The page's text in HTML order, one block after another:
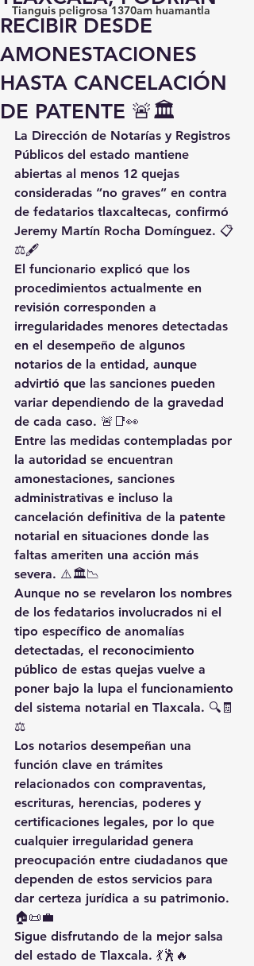
Tianguis peligrosa 1370am huamantla
RECIBIR DESDE
AMONESTACIONES
HASTA CANCELACIÓN
DE PATENTE 🚨🏛️
La Dirección de Notarías y Registros
Públicos del estado mantiene
abiertas al menos 12 quejas
consideradas “no graves” en contra
de fedatarios tlaxcaltecas, confirmó
Jeremy Martín Rocha Domínguez. 📋
⚖️🖋️
El funcionario explicó que los
procedimientos actualmente en
revisión corresponden a
irregularidades menores detectadas
en el desempeño de algunos
notarios de la entidad, aunque
advirtió que las sanciones pueden
variar dependiendo de la gravedad
de cada caso. 🚨📑👀
Entre las medidas contempladas por
la autoridad se encuentran
amonestaciones, sanciones
administrativas e incluso la
cancelación definitiva de la patente
notarial en situaciones donde las
faltas ameriten una acción más
severa. ⚠️🏛️📉
Aunque no se revelaron los nombres
de los fedatarios involucrados ni el
tipo específico de anomalías
detectadas, el reconocimiento
público de estas quejas vuelve a
poner bajo la lupa el funcionamiento
del sistema notarial en Tlaxcala. 🔍🧾
⚖️
Los notarios desempeñan una
función clave en trámites
relacionados con compraventas,
escrituras, herencias, poderes y
certificaciones legales, por lo que
cualquier irregularidad genera
preocupación entre ciudadanos que
dependen de estos servicios para
dar certeza jurídica a su patrimonio.
🏠📜💼
Sigue disfrutando de la mejor salsa
del estado de Tlaxcala. 💃🕺🔥